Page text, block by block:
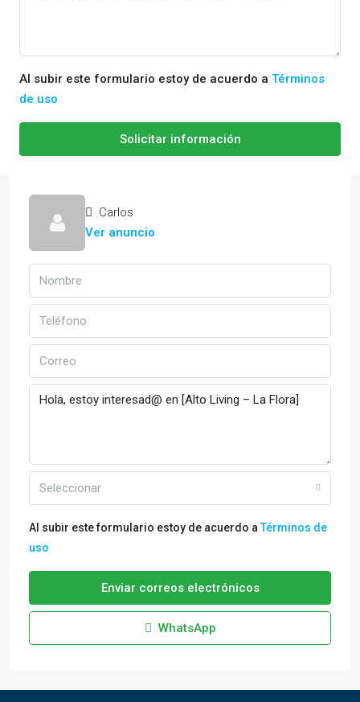
Al subir este formulario estoy de acuerdo a Términos
de uso
Solicitar información
Carlos
Ver anuncio
Seleccionar
Al subir este formulario estoy de acuerdo aTérminos de
uso
Enviar correos electrónicos
WhatsApp